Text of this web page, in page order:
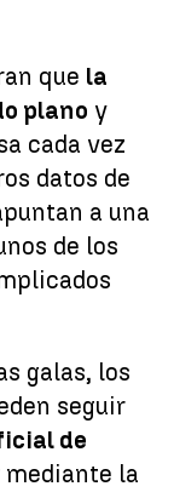
que la
plano y
cada vez
datos de
a una
de los
galas, los
seguir
de
la